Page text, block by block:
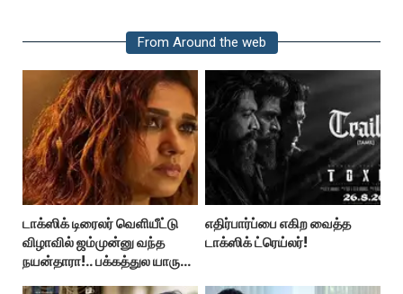
From Around the web
டாக்ஸிக் டிரைலர் வெளியீட்டு
விழாவில் ஜம்முன்னு வந்த
நயன்தாரா!.. பக்கத்துல யாரு
எதிர்பார்ப்பை எகிற வைத்த
டாக்ஸிக் ட்ரெய்லர்!